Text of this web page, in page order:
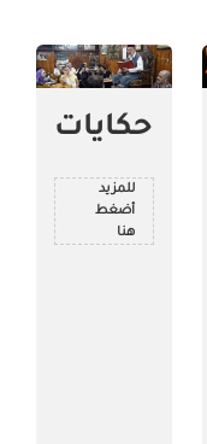
حكايات
للمزيد
أضغط
هنا